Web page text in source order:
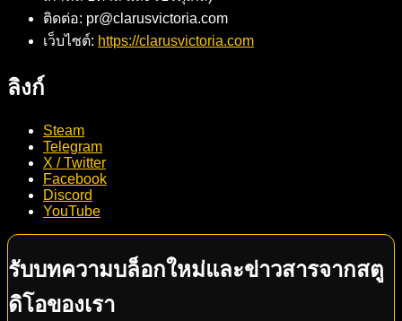
ติดต่อ: pr@clarusvictoria.com
เว็บไซต์: https://clarusvictoria.com
ลิงก์
Steam
Telegram
X / Twitter
Facebook
Discord
YouTube
รับบทความบล็อกใหม่และข่าวสารจากสตู
ดิโอของเรา